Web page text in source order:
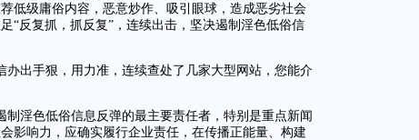
低级庸俗内容，恶意炒作、吸引眼球，造成恶劣社会
“反复抓，抓反复”，连续出击，坚决遏制淫色低俗信
办出手狠，用力准，连续查处了几家大型网站，您能介
制淫色低俗信息反弹的最主要责任者，特别是重点新闻
影响力，应确实履行企业责任，在传播正能量、构建